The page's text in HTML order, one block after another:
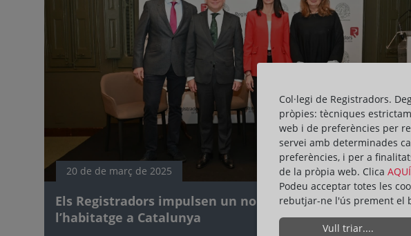
20 de de març de 2025
Els Registradors impulsen un nou cicle de trobades sobre
l’habitatge a Catalunya
Col·legi de Registradors.
pròpies: tècniques
web i de preferències per
servei amb determinades
preferències, i per a
de la pròpia web. Clica AQUÍ
Podeu acceptar totes les
rebutjar-ne l'ús prement el
Vull triar....